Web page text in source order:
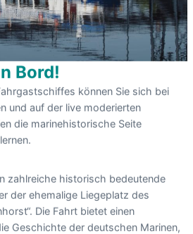
Bord!
können Sie sich bei
und auf der live moderierten
die marinehistorische Seite
zahlreiche historisch bedeutende
der ehemalige Liegeplatz des
Die Fahrt bietet einen
Geschichte der deutschen Marinen,